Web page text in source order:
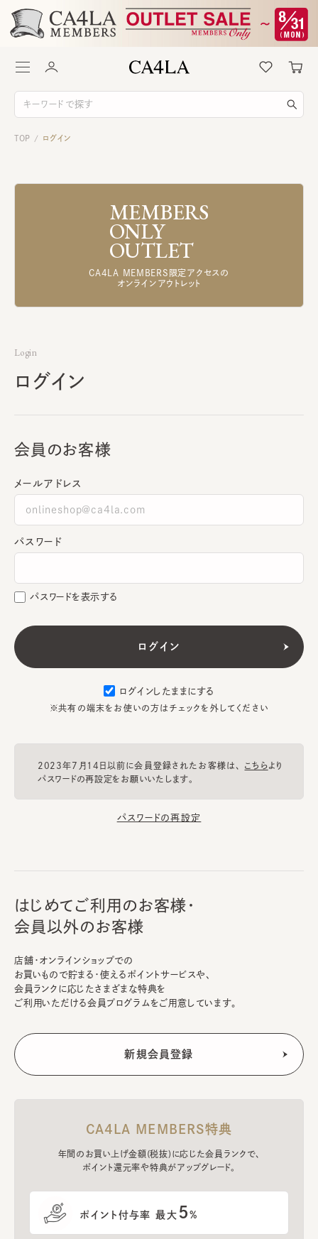
TOP / ログイン
MEMBERS
ONLY
OUTLET
CA4LA MEMBERS限定アクセスの
オンラインアウトレット
Login
ログイン
会員のお客様
メールアドレス
パスワード
パスワードを表示する
ログインしたままにする
※共有の端末をお使いの方はチェックを外してください
2023年7月14日以前に会員登録されたお客様は、 こちらより
パスワードの再設定をお願いいたします。
パスワードの再設定
はじめてご利用のお客様・
会員以外のお客様
店舗・オンラインショップでの
お買いもので貯まる・使えるポイントサービスや、
会員ランクに応じたさまざまな特典を
ご利用いただける会員プログラムをご用意しています。
CA4LA MEMBERS特典
年間のお買い上げ金額(税抜)に応じた会員ランクで、
ポイント還元率や特典がアップグレード。
ポイント付与率 最大 5%